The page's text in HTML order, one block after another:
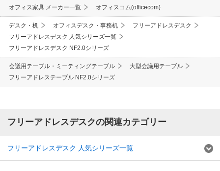
オフィス家具 メーカー一覧 オフィスコム(officecom)
デスク・机 オフィスデスク・事務机
フリーアドレスデスク
フリーアドレスデスク 人気シリーズ一覧
フリーアドレスデスク NF2.0シリーズ
会議用テーブル・ミーティングテーブル
大型会議用テーブル
フリーアドレステーブル NF2.0シリーズ
フリーアドレスデスクの関連カテゴリー
フリーアドレスデスク 人気シリーズ一覧